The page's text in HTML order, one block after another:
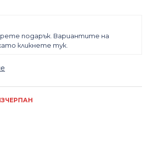
подарък. Вариантите на
кликнете тук.